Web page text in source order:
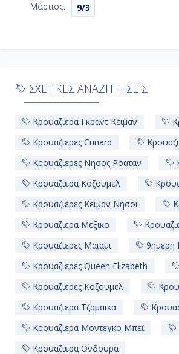
Μάρτιος:
9/3
ΣΧΕΤΙΚΕΣ ΑΝΑΖΗΤΗΣΕΙΣ
Κρουαζιερα Γκραντ Κεϊμαν
Κρουαζιερες Cunard
Κρουαζιερες Νησος Ροαταν
Κρουαζιερα Κοζουμελ
Κρουαζιερες Κειμαν Νησοι
Κρουαζιερα Μεξικο
Κρουαζιερες Μαϊαμι
9ημερη
Κρουαζιερες Queen Elizabeth
Κρουαζιερες Κοζουμελ
Κρουαζιερα Τζαμαικα
Κρουαζιερα Μοντεγκο Μπεϊ
Κρουαζιερα Ονδουρα